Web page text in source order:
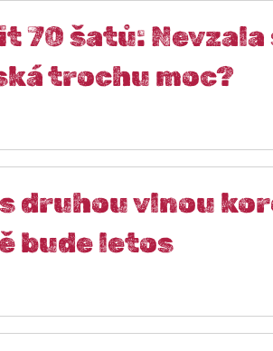
70 šatů: Nevzala
trochu moc?
druhou vlnou
bude letos